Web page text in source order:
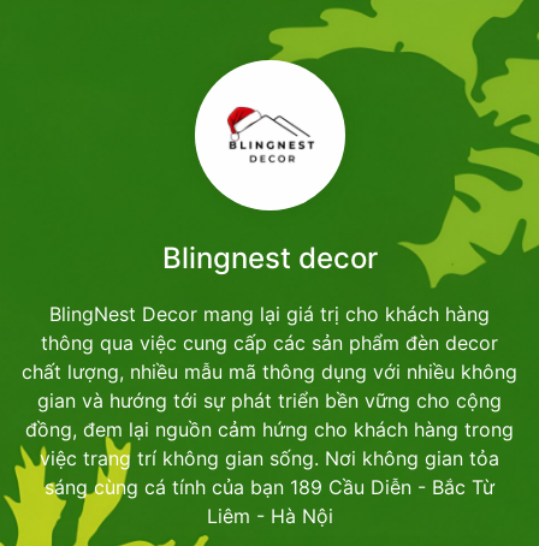
Blingnest decor
BlingNest Decor mang lại giá trị cho khách hàng
thông qua việc cung cấp các sản phẩm đèn decor
chất lượng, nhiều mẫu mã thông dụng với nhiều không
gian và hướng tới sự phát triển bền vững cho cộng
đồng, đem lại nguồn cảm hứng cho khách hàng trong
việc trang trí không gian sống. Nơi không gian tỏa
sáng cùng cá tính của bạn 189 Cầu Diễn - Bắc Từ
Liêm - Hà Nội